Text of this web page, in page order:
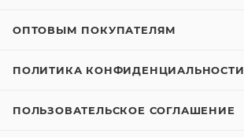
ОПТОВЫМ ПОКУПАТЕЛЯМ
ПОЛИТИКА КОНФИДЕНЦИАЛЬНОСТИ
ПОЛЬЗОВАТЕЛЬСКОЕ СОГЛАШЕНИЕ